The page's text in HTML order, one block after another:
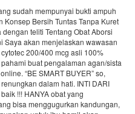
sudah mempunyai bukti ampuh
Bersih Tuntas Tanpa Kuret
teliti Tentang Obat Aborsi
Saya akan menjelaskan wawasan
200/400 mcg asli 100%
buat pengalaman agan/sista
“BE SMART BUYER” so,
dalam hati. INTI DARI
!!! HANYA obat yang
bisa menggugurkan kandungan,